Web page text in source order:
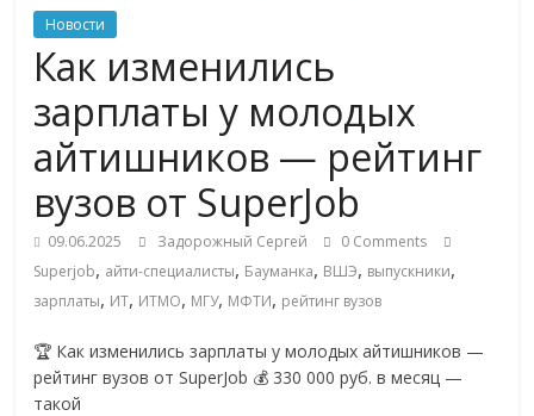
Commerce,
омниканальном
ритейле,
логистике,
технологиях,
соцсетях
Новости
Как изменились
зарплаты у молодых
айтишников — рейтинг
вузов от SuperJob
09.06.2025 Задорожный Сергей
0 Comments
Superjob, айти-специалисты, Бауманка, ВШЭ, выпускники,
зарплаты, ИТ, ИТМО, МГУ, МФТИ, рейтинг вузов
🏆 Как изменились зарплаты у молодых айтишников —
рейтинг вузов от SuperJob 💰 330 000 руб. в месяц —
такой